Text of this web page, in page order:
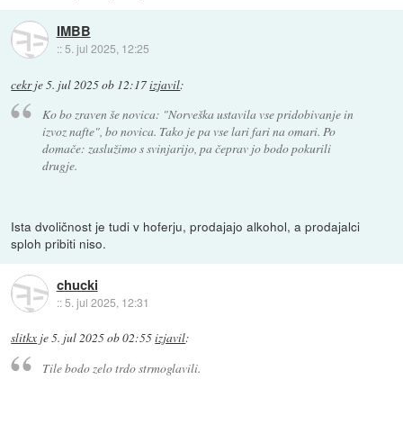
IMBB
:: 5. jul 2025, 12:25
cekrje5. jul 2025 ob 12:17izjavil:
Ko bo zraven še novica: "Norveška ustavila vse pridobivanje in
izvoz nafte", bo novica. Tako je pa vse lari fari na omari. Po
domače: zaslužimo s svinjarijo, pa čeprav jo bodo pokurili
drugje.
Ista dvoličnost je tudi v hoferju, prodajajo alkohol, a prodajalci
sploh pribiti niso.
chucki
::5. jul 2025, 12:31
slitkx je5. jul 2025 ob 02:55izjavil:
Tile bodo zelo trdo strmoglavili.